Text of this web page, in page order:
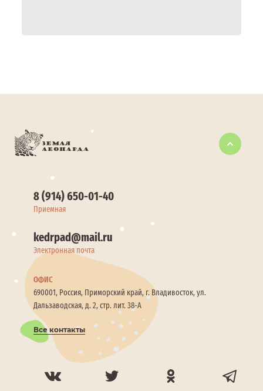
8 (914) 650-01-40
Приемная
kedrpad@mail.ru
Электронная почта
ОФИС
690001, Россия, Приморский край, г. Владивосток, ул.
Дальзаводская, д. 2, стр. лит. 38-А
Все контакты